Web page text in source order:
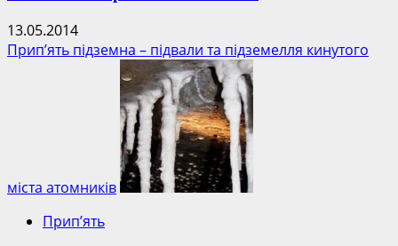
13.05.2014
Прип’ять підземна – підвали та підземелля кинутого
міста атомників
Прип’ять